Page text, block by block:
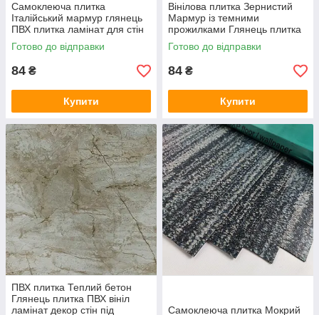
Самоклеюча плитка
Італійський мармур глянець
ПВХ плитка ламінат для стін
камінь 30х60см СВП-117-ГЛ
SW-00000506
Готово до відправки
84 ₴
Купити
Вінілова плитка Зернистий
Мармур із темними
прожилками Глянець плитка
для стін 30х60см СВП-108-ГЛ
SW-00000723
Готово до відправки
84 ₴
Купити
ПВХ плитка Теплий бетон
Глянець плитка ПВХ вініл
ламінат декор стін під
Самоклеюча плитка Мокрий